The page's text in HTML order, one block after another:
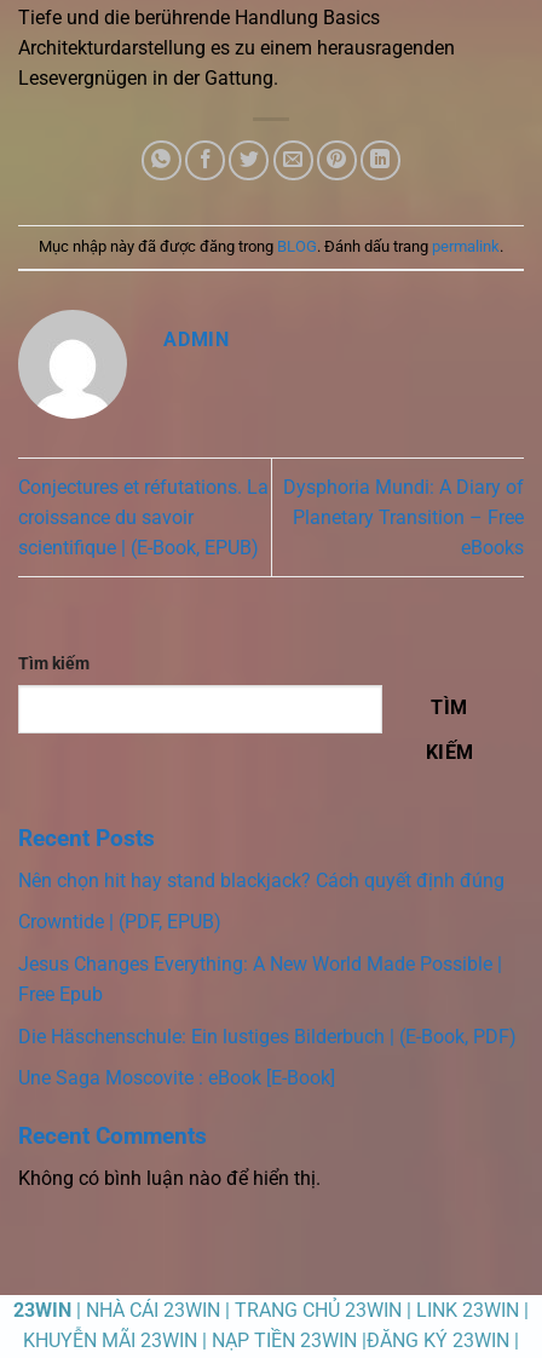
Tiefe und die berührende Handlung Basics
Architekturdarstellung es zu einem herausragenden
Lesevergnügen in der Gattung.
Mục nhập này đã được đăng trong BLOG. Đánh dấu trang permalink.
ADMIN
Conjectures et réfutations. La
croissance du savoir
scientifique | (E-Book, EPUB)
Dysphoria Mundi: A Diary of
Planetary Transition – Free
eBooks
Tìm kiếm
TÌM
KIẾM
Recent Posts
Nên chọn hit hay stand blackjack? Cách quyết định đúng
Crowntide | (PDF, EPUB)
Jesus Changes Everything: A New World Made Possible |
Free Epub
Die Häschenschule: Ein lustiges Bilderbuch | (E-Book, PDF)
Une Saga Moscovite : eBook [E-Book]
Recent Comments
Không có bình luận nào để hiển thị.
23WIN | NHÀ CÁI 23WIN | TRANG CHỦ 23WIN | LINK 23WIN |
KHUYỄN MÃI 23WIN | NẠP TIỀN 23WIN |ĐĂNG KÝ 23WIN |